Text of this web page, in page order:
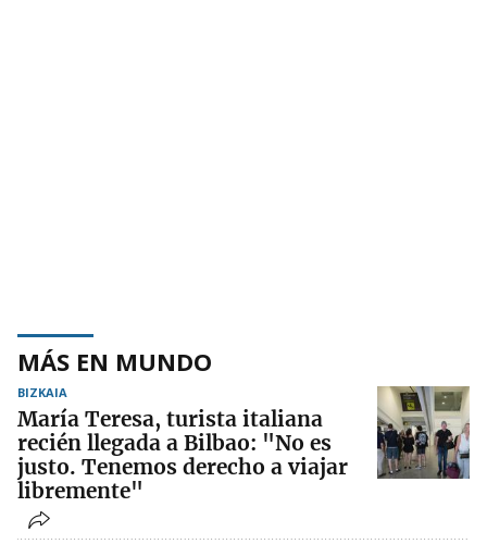
MÁS EN MUNDO
BIZKAIA
María Teresa, turista italiana
recién llegada a Bilbao: "No es
justo. Tenemos derecho a viajar
libremente"